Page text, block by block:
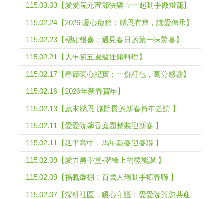
115.03.03【愛愛院元宵節快樂 ✨一起動手做燈籠】
115.02.24【2026 暖心啟程：感恩有您，讓愛傳承】
115.02.23【櫻紅報喜：遇見春日的第一抹驚喜】
115.02.21【大年初五圍爐佳餚料理】
115.02.17【春節暖心紀實：一份紅包，萬分感謝】
115.02.16【2026年新春賀年】
115.02.13【歲末感恩 施院長的新春賀年走訪 】
115.02.11【愛愛院馨香庭園整裝迎新春 】
115.02.11【延平高中：馬年新春迎春聯 】
115.02.09【愛力勇學堂-階梯上的復能課 】
115.02.09【福氣爆棚！百歲人瑞動手拓春聯 】
115.02.07【深耕社區，暖心守護：愛愛院與您共迎